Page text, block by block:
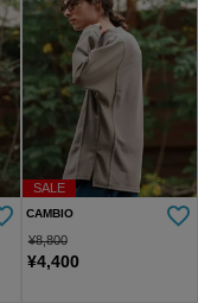
SALE
CAMBIO
¥8,800
¥4,400